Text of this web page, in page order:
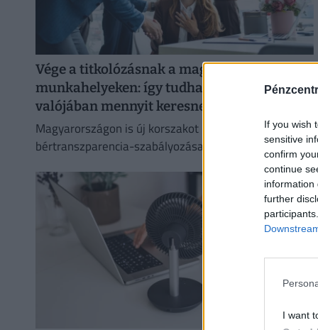
If you wish
sensitive
confirm
continue
information
further
I want
Vége a titkolózásnak a magyar
munkahelyeken: így tudhatod meg végre,
valójában mennyit keresnek a többiek
Magyarországon is új korszakot hoz az Európai Unió
bértranszparencia-szabályozása, amely minden
eddiginél átláthatóbbá teszi a vállalati javadalmazást: